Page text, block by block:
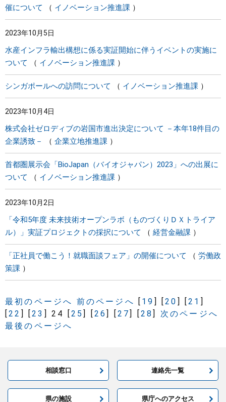
催について
イノベーション推進課
2023年10月5日
水産インフラ輸出構想に係る実証開始に伴うイベントの実施に
ついて
イノベーション推進課
シンガポールへの訪問について イノベーション推進課
2023年10月4日
株式会社ゼロディブの岩国市進出決定について －本年18件目の
企業誘致－
企業立地推進課
首都圏展示会「BioJapan（バイオジャパン）2023」への出展に
ついて
イノベーション推進課
2023年10月2日
「令和5年度 未来技術オープンラボ（ものづくりＤＸトライア
ル）」実証プロジェクトの採択について
経営金融課
「正社員で働こう！就職面談フェア」の開催について
労働政
策課
最初のページへ 前のページへ [ 19 ] [20 ] [21 ]
[22 ] [23 ] 24 [25] [26] [27] [28]
次のページへ
最後のページへ
相談窓口 連絡先一覧
県の施設 県庁へのアクセス